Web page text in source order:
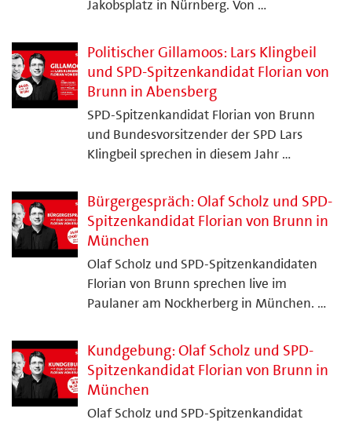
Jakobsplatz in Nürnberg. Von …
Politischer Gillamoos: Lars Klingbeil
und SPD-Spitzenkandidat Florian von
Brunn in Abensberg
SPD-Spitzenkandidat Florian von Brunn
und Bundesvorsitzender der SPD Lars
Klingbeil sprechen in diesem Jahr …
Bürgergespräch: Olaf Scholz und SPD-
Spitzenkandidat Florian von Brunn in
München
Olaf Scholz und SPD-Spitzenkandidaten
Florian von Brunn sprechen live im
Paulaner am Nockherberg in München. …
Kundgebung: Olaf Scholz und SPD-
Spitzenkandidat Florian von Brunn in
München
Olaf Scholz und SPD-Spitzenkandidat